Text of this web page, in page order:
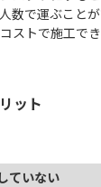
数で運ぶこと
ストで施工でき
ット
ていない